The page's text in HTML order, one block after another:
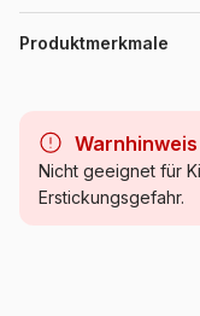
Produktmerkmale
Kategorie
Warnhinweis
Nicht geeignet für
Erstickungsgefahr.